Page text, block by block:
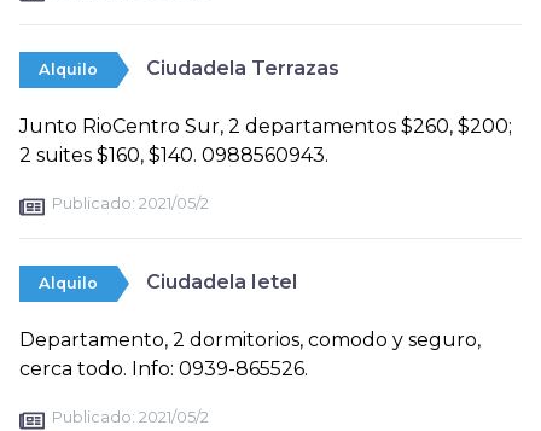
Alquilo Ciudadela Terrazas
Junto RioCentro Sur, 2 departamentos $260, $200;
2 suites $160, $140. 0988560943.
Publicado: 2021/05/2
Alquilo Ciudadela Ietel
Departamento, 2 dormitorios, comodo y seguro,
cerca todo. Info: 0939-865526.
Publicado: 2021/05/2